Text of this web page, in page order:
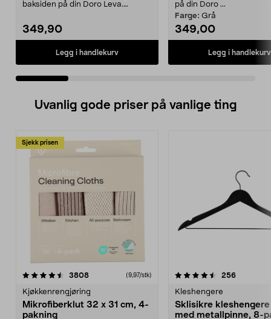
baksiden på din Doro Leva.
349,90
Legg i handlekurv
på din Doro ...
Farge: Grå
349,00
Legg i handlekurv
Uvanlig gode priser på vanlige ting
Sjekk prisen
3808anmeldelser(9,97/stk)
Kjøkkenrengjøring
Mikrofiberklut 32 x 31 cm, 4-
pakning
4.5av 5 stjerner 256
Kleshengere
Sklisikre
med metallpinne, 8-
4.5av 5 stjerner